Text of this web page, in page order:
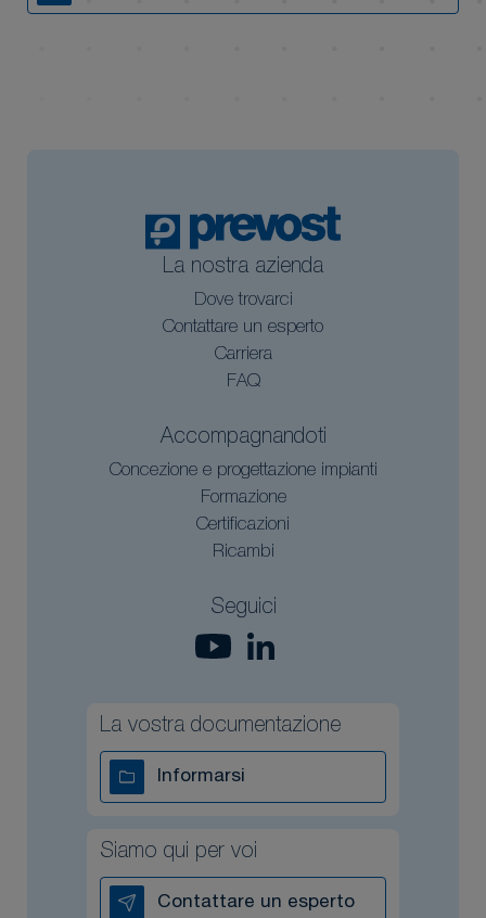
La nostra azienda
Dove trovarci
Contattare un esperto
Carriera
FAQ
Accompagnandoti
Concezione e progettazione impianti
Formazione
Certificazioni
Ricambi
Seguici
La vostra documentazione
Informarsi
Siamo qui per voi
Contattare un esperto